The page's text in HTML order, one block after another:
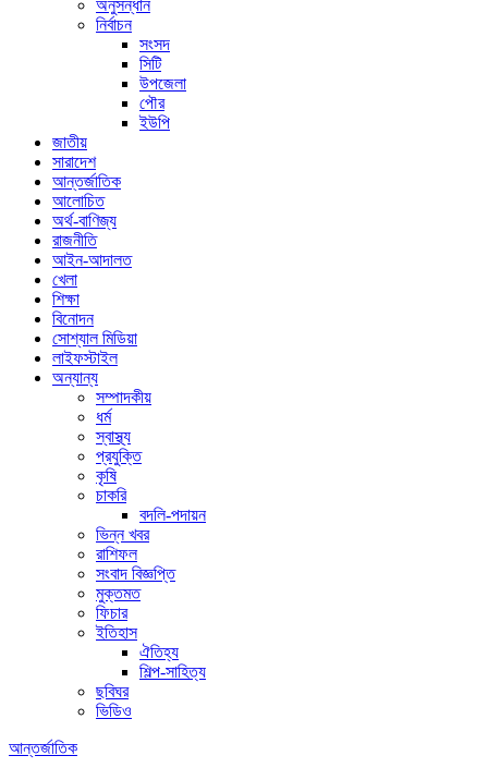
অনুসন্ধান
নির্বাচন
সংসদ
সিটি
উপজেলা
পৌর
ইউপি
জাতীয়
সারাদেশ
আন্তর্জাতিক
আলোচিত
অর্থ-বাণিজ্য
রাজনীতি
আইন-আদালত
খেলা
শিক্ষা
বিনোদন
সোশ্যাল মিডিয়া
লাইফস্টাইল
অন্যান্য
সম্পাদকীয়
ধর্ম
স্বাস্থ্য
প্রযুক্তি
কৃষি
চাকরি
বদলি-পদায়ন
ভিন্ন খবর
রাশিফল
সংবাদ বিজ্ঞপ্তি
মুক্তমত
ফিচার
ইতিহাস
ঐতিহ্য
শিল্প-সাহিত্য
ছবিঘর
ভিডিও
আন্তর্জাতিক